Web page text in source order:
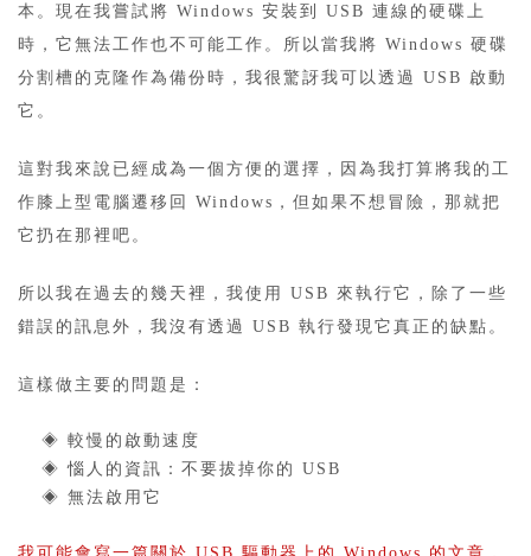
本。現在我嘗試將 Windows 安裝到 USB 連線的硬碟上
時，它無法工作也不可能工作。所以當我將 Windows 硬碟
分割槽的克隆作為備份時，我很驚訝我可以透過 USB 啟動
它。
這對我來說已經成為一個方便的選擇，因為我打算將我的工
作膝上型電腦遷移回 Windows，但如果不想冒險，那就把
它扔在那裡吧。
所以我在過去的幾天裡，我使用 USB 來執行它，除了一些
錯誤的訊息外，我沒有透過 USB 執行發現它真正的缺點。
這樣做主要的問題是：
◈ 較慢的啟動速度
◈ 惱人的資訊：不要拔掉你的 USB
◈ 無法啟用它